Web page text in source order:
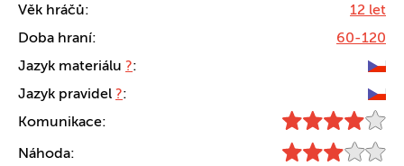
Věk hráčů:
12 let
Doba hraní:
60-120
Jazyk materiálu ?:
Jazyk pravidel ?:
Komunikace:
Náhoda: